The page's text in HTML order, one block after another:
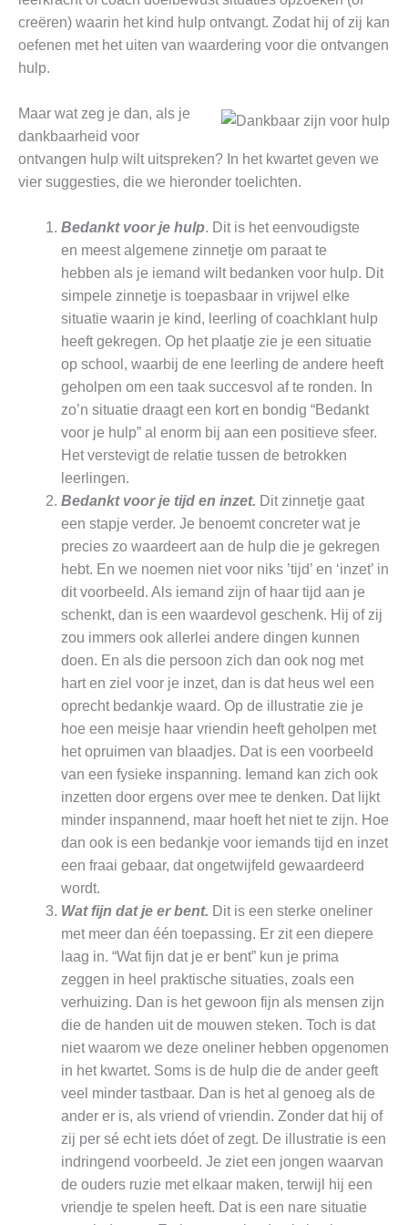
creëren) waarin het kind hulp ontvangt. Zodat hij of zij kan
oefenen met het uiten van waardering voor die ontvangen
hulp.
Maar wat zeg je dan, als je
dankbaarheid voor
ontvangen hulp wilt uitspreken? In het kwartet geven we
vier suggesties, die we hieronder toelichten.
Bedankt voor je hulp. Dit is het eenvoudigste
en meest algemene zinnetje om paraat te
hebben als je iemand wilt bedanken voor hulp. Dit
simpele zinnetje is toepasbaar in vrijwel elke
situatie waarin je kind, leerling of coachklant hulp
heeft gekregen. Op het plaatje zie je een situatie
op school, waarbij de ene leerling de andere heeft
geholpen om een taak succesvol af te ronden. In
zo’n situatie draagt een kort en bondig “Bedankt
voor je hulp” al enorm bij aan een positieve sfeer.
Het verstevigt de relatie tussen de betrokken
leerlingen.
Bedankt voor je tijd en inzet. Dit zinnetje gaat
een stapje verder. Je benoemt concreter wat je
precies zo waardeert aan de hulp die je gekregen
hebt. En we noemen niet voor niks ’tijd’ en ‘inzet’ in
dit voorbeeld. Als iemand zijn of haar tijd aan je
schenkt, dan is een waardevol geschenk. Hij of zij
zou immers ook allerlei andere dingen kunnen
doen. En als die persoon zich dan ook nog met
hart en ziel voor je inzet, dan is dat heus wel een
oprecht bedankje waard. Op de illustratie zie je
hoe een meisje haar vriendin heeft geholpen met
het opruimen van blaadjes. Dat is een voorbeeld
van een fysieke inspanning. Iemand kan zich ook
inzetten door ergens over mee te denken. Dat lijkt
minder inspannend, maar hoeft het niet te zijn. Hoe
dan ook is een bedankje voor iemands tijd en inzet
een fraai gebaar, dat ongetwijfeld gewaardeerd
wordt.
Wat fijn dat je er bent. Dit is een sterke oneliner
met meer dan één toepassing. Er zit een diepere
laag in. “Wat fijn dat je er bent” kun je prima
zeggen in heel praktische situaties, zoals een
verhuizing. Dan is het gewoon fijn als mensen zijn
die de handen uit de mouwen steken. Toch is dat
niet waarom we deze oneliner hebben opgenomen
in het kwartet. Soms is de hulp die de ander geeft
veel minder tastbaar. Dan is het al genoeg als de
ander er is, als vriend of vriendin. Zonder dat hij of
zij per sé echt iets dóet of zegt. De illustratie is een
indringend voorbeeld. Je ziet een jongen waarvan
de ouders ruzie met elkaar maken, terwijl hij een
vriendje te spelen heeft. Dat is een nare situatie